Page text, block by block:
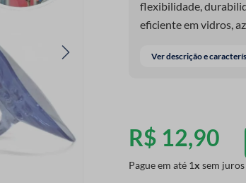
flexibilidade,
eficiente em vidros,
facilita o trabalho e
Ver descrição e
R$ 12,90
Pague em até 1 sem juros